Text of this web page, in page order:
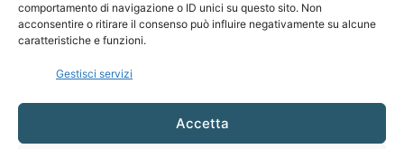
comportamento di navigazione o ID unici su questo sito. Non
acconsentire o ritirare il consenso può influire negativamente su alcune
caratteristiche e funzioni.
Gestisci servizi
Accetta